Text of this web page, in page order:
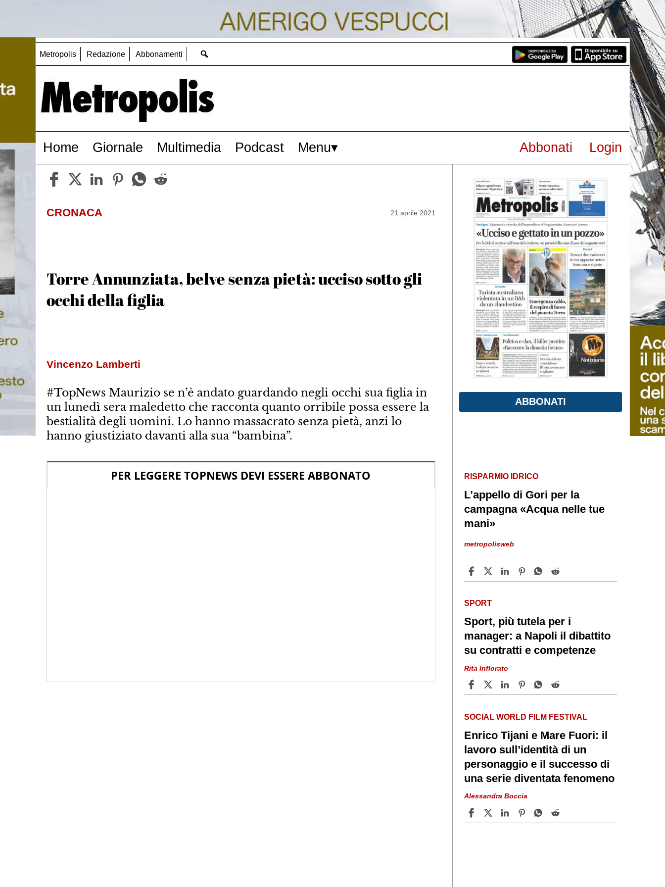
Metropolis Redazione Abbonamenti
Home Giornale Multimedia Podcast Menu Abbonati Login
CRONACA 21 aprile 2021
Torre Annunziata, belve senza pietà: ucciso sotto gli
occhi della figlia
Vincenzo Lamberti
#TopNews Maurizio se n’è andato guardando negli occhi sua figlia in
un lunedì sera maledetto che racconta quanto orribile possa essere la
bestialità degli uomini. Lo hanno massacrato senza pietà, anzi lo
hanno giustiziato davanti alla sua “bambina”.
PER LEGGERE TOPNEWS DEVI ESSERE ABBONATO
ABBONATI
RISPARMIO IDRICO
L’appello di Gori per la
campagna «Acqua nelle tue
mani»
metropolisweb
SPORT
Sport, più tutela per i
manager: a Napoli il dibattito
su contratti e competenze
Rita Inflorato
SOCIAL WORLD FILM FESTIVAL
Enrico Tijani e Mare Fuori: il
lavoro sull’identità di un
personaggio e il successo di
una serie diventata fenomeno
Alessandra Boccia